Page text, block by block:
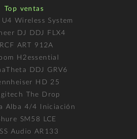
Top ventas
Wireless System
DJ DDJ FLX4
RCF ART 912A
H2essential
DDJ GRV6
HD 25
The Drop
Alba 4/4 Iniciación
SM58 LCE
Audio AR133